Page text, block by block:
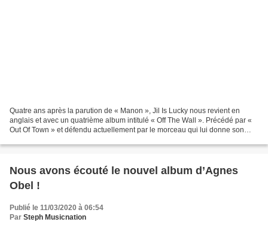
Quatre ans après la parution de « Manon », Jil Is Lucky nous revient en
anglais et avec un quatrième album intitulé « Off The Wall ». Précédé par «
Out Of Town » et défendu actuellement par le morceau qui lui donne son
Nous avons écouté le nouvel album d’Agnes
Obel !
Publié le 11/03/2020 à 06:54
Par Steph Musicnation